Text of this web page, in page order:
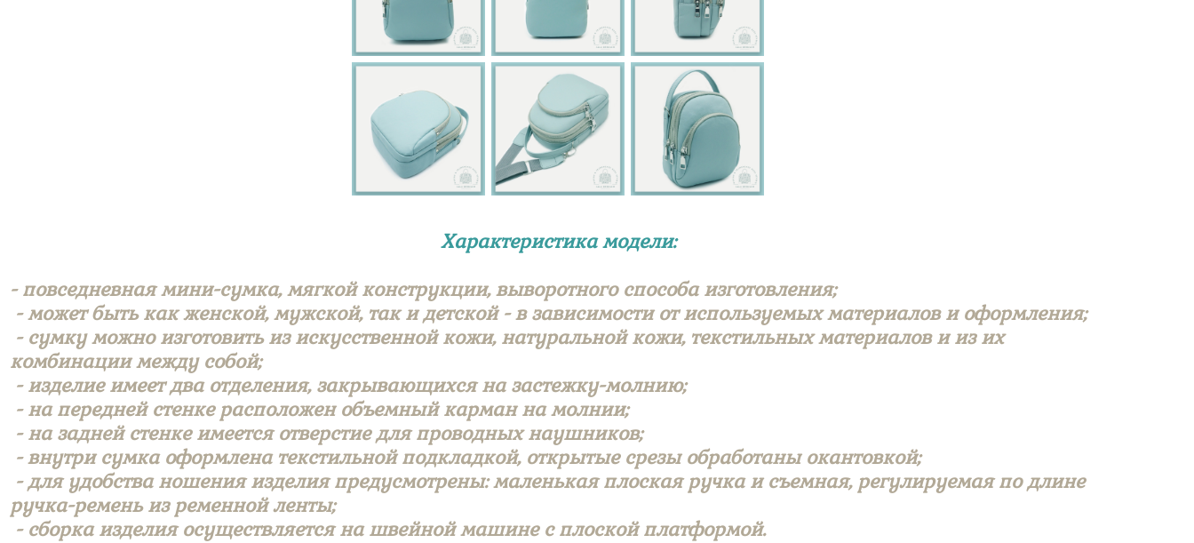
Характеристика модели:
- повседневная мини-сумка, мягкой конструкции, выворотного способа изготовления;
- может быть как женской, мужской, так и детской - в зависимости от используемых материалов и оформления;
- сумку можно изготовить из искусственной кожи, натуральной кожи, текстильных материалов и из их
комбинации между собой;
- изделие имеет два отделения, закрывающихся на застежку-молнию;
- на передней стенке расположен объемный карман на молнии;
- на задней стенке имеется отверстие для проводных наушников;
- внутри сумка оформлена текстильной подкладкой, открытые срезы обработаны окантовкой;
- для удобства ношения изделия предусмотрены: маленькая плоская ручка и съемная, регулируемая по длине
ручка-ремень из ременной ленты;
- сборка изделия осуществляется на швейной машине с плоской платформой.